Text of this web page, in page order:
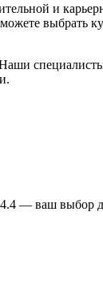
и
выбрать
— ваш выбор